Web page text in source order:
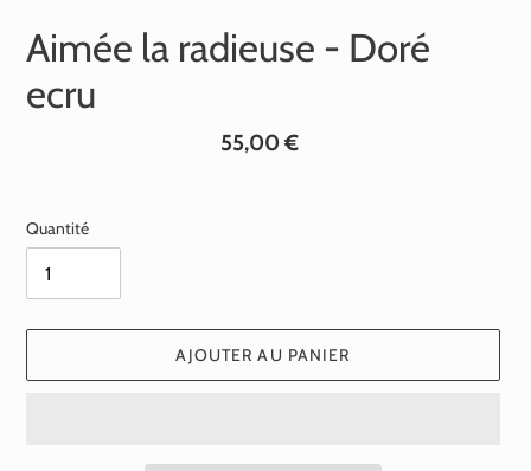
Aimée la radieuse - Doré
ecru
Prix
55,00 €
Quantité
AJOUTER AU PANIER